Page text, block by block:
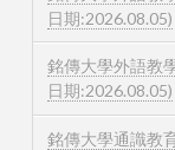
日期:2026.08.05)
銘傳大學外語教
日期:2026.08.05)
銘傳大學通識教